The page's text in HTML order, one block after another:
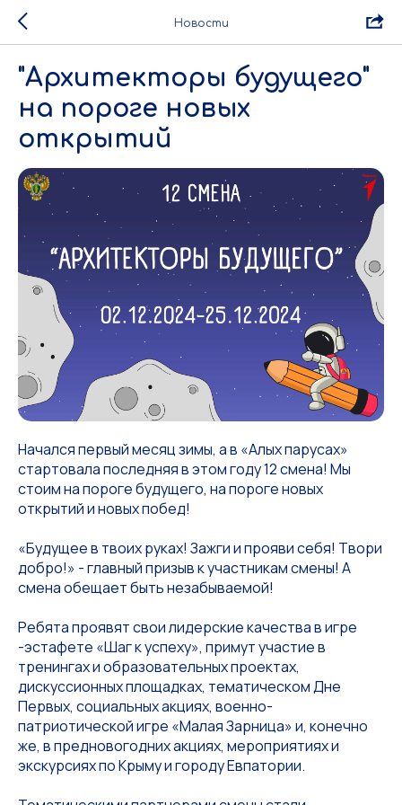
Новости
"Архитекторы будущего"
на пороге новых
открытий
Начался первый месяц зимы, а в «Алых парусах»
стартовала последняя в этом году 12 смена! Мы
стоим на пороге будущего, на пороге новых
открытий и новых побед!
«Будущее в твоих руках! Зажги и прояви себя! Твори
добро!» - главный призыв к участникам смены! А
смена обещает быть незабываемой!
Ребята проявят свои лидерские качества в игре
-эстафете «Шаг к успеху», примут участие в
тренингах и образовательных проектах,
дискуссионных площадках, тематическом Дне
Первых, социальных акциях, военно-
патриотической игре «Малая Зарница» и, конечно
же, в предновогодних акциях, мероприятиях и
экскурсиях по Крыму и городу Евпатории.